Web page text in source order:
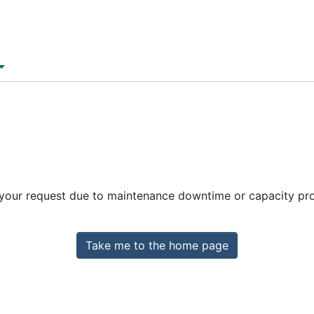
request due to maintenance downtime or capacity
Take me to the home page